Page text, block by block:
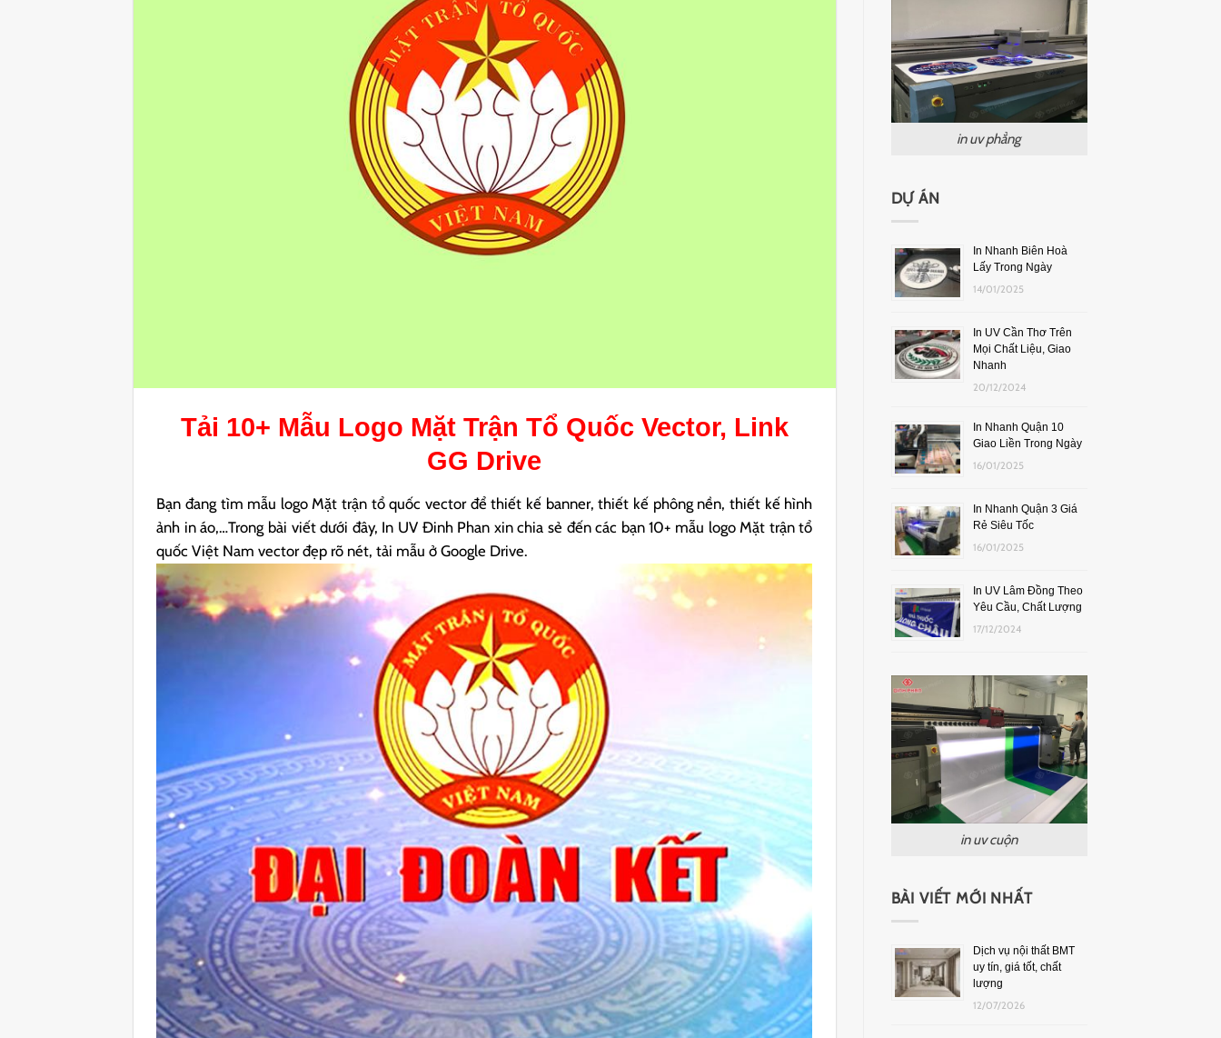
Tải 10+ Mẫu Logo Mặt Trận Tổ Quốc Vector, Link
GG Drive
Bạn đang tìm mẫu logo Mặt trận tổ quốc vector để thiết kế banner, thiết kế phông nền, thiết kế hình
ảnh in áo,…Trong bài viết dưới đây, In UV Đinh Phan xin chia sẻ đến các bạn 10+ mẫu logo Mặt trận tổ
quốc Việt Nam vector đẹp rõ nét, tải mẫu ở Google Drive.
in uv phẳng
DỰ ÁN
In Nhanh Biên Hoà
Lấy Trong Ngày
14/01/2025
In UV Cần Thơ Trên
Mọi Chất Liệu, Giao
Nhanh
20/12/2024
In Nhanh Quận 10
Giao Liền Trong Ngày
16/01/2025
In Nhanh Quận 3 Giá
Rẻ Siêu Tốc
16/01/2025
In UV Lâm Đồng Theo
Yêu Cầu, Chất Lượng
17/12/2024
in uv cuộn
BÀI VIẾT MỚI NHẤT
Dịch vụ nội thất BMT
uy tín, giá tốt, chất
lượng
12/07/2026